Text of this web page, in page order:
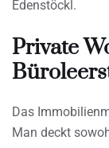
Edenstöckl.
Private
Das
Man deckt